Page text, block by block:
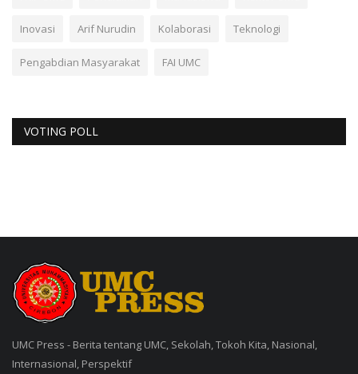
Inovasi Arif Nurudin Kolaborasi Teknologi
Pengabdian Masyarakat FAI UMC
VOTING POLL
UMC Press - Berita tentang UMC, Sekolah, Tokoh Kita, Nasional,
Internasional, Perspektif